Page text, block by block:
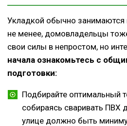
Укладкой обычно
не менее, домовладельцы
свои силы в непростом, но
начала ознакомьтесь с
подготовки:
Подбирайте оптимальный
собираясь сваривать ПВХ
улице должно быть